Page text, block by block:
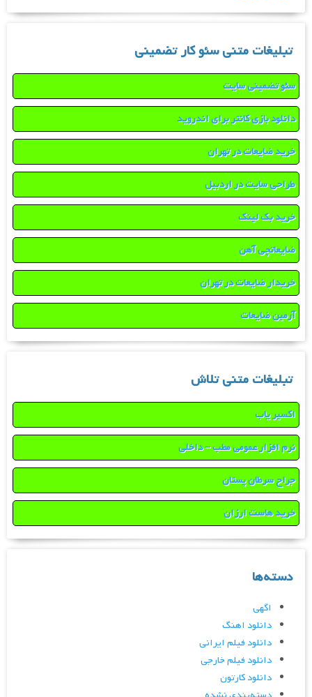
تبلیغات متنی سئو کار تضمینی
سئو تضمینی سایت
دانلود بازی کانتر برای اندروید
خرید ضایعات در تهران
طراحی سایت در اردبیل
خرید بک لینک
ضایعاتچی آهن
خریدار ضایعات در تهران
آرمین ضایعات
تبلیغات متنی تلاش
اکسیر یاب
نرم افزار عمومی مطب – داخلی
جراح سرطان پستان
خرید هاست ارزان
دسته‌ها
اگهی
دانلود اهنگ
دانلود فیلم ایرانی
دانلود فیلم خارجی
دانلود کارتون